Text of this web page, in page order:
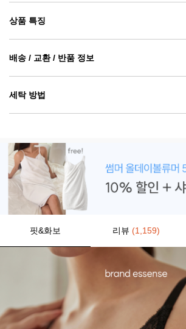
상품 특징
배송 / 교환 / 반품 정보
세탁 방법
핏&화보 리뷰 (1,159)